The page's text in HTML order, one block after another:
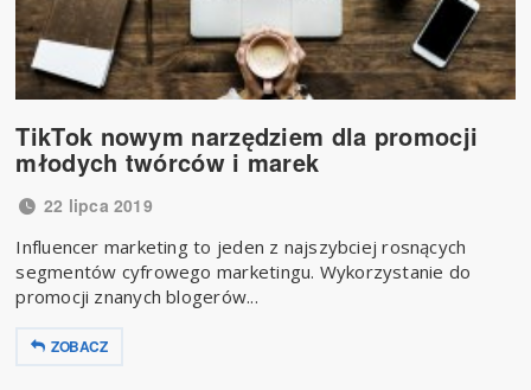
TikTok nowym narzędziem dla promocji
młodych twórców i marek
22 lipca 2019
Influencer marketing to jeden z najszybciej rosnących
segmentów cyfrowego marketingu. Wykorzystanie do
promocji znanych blogerów...
ZOBACZ